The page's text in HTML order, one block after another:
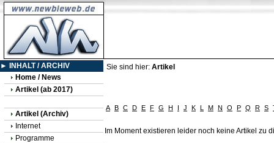
► INHALT / ARCHIV
Home / News
Artikel (ab 2017)
Artikel (Archiv)
Internet
Programme
Sie sind hier: Artikel
A B C D E F G H I J K L M N O P Q R S
Im Moment existieren leider noch keine Artikel zu